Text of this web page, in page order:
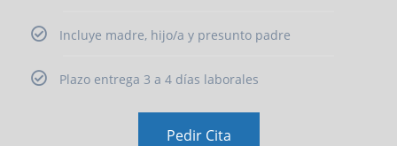
Incluye madre, hijo/a y presunto padre
Plazo entrega 3 a 4 días laborales
Pedir Cita